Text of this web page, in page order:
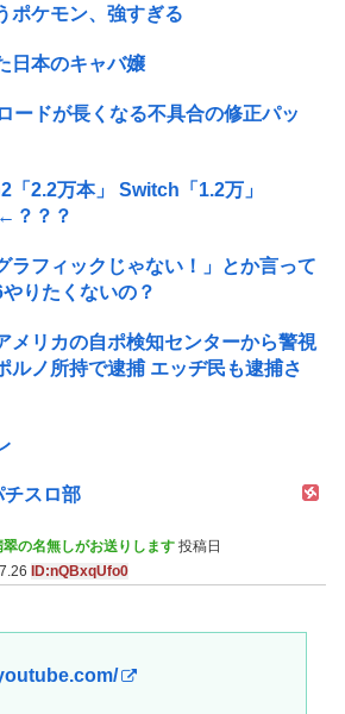
ポケモン、強すぎる
日本のキャバ嬢
ードが長くなる不具合の修正パッ
「2.2万本」 Switch「1.2万」
？？？
ラフィックじゃない！」とか言って
りたくないの？
メリカの自ポ検知センターから警視
ルノ所持で逮捕 エッヂ民も逮捕さ
スロ部
の名無しがお送りします 投稿日
ID:nQBxqUfo0